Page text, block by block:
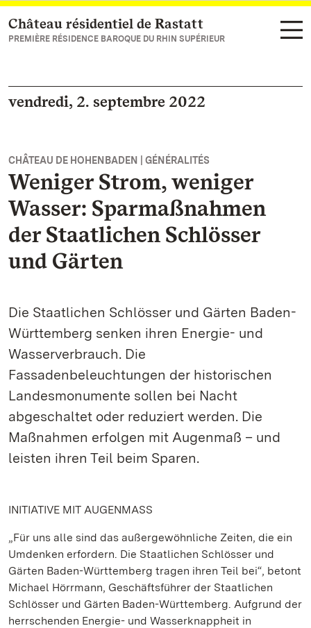
Vers la page d’accueil
Château résidentiel de Rastatt
PREMIÈRE RÉSIDENCE BAROQUE DU RHIN SUPÉRIEUR
vendredi, 2. septembre 2022
CHÂTEAU DE HOHENBADEN | GÉNÉRALITÉS
Weniger Strom, weniger
Wasser: Sparmaßnahmen
der Staatlichen Schlösser
und Gärten
Die Staatlichen Schlösser und Gärten Baden-
Württemberg senken ihren Energie- und
Wasserverbrauch. Die
Fassadenbeleuchtungen der historischen
Landesmonumente sollen bei Nacht
abgeschaltet oder reduziert werden. Die
Maßnahmen erfolgen mit Augenmaß – und
leisten ihren Teil beim Sparen.
INITIATIVE MIT AUGENMASS
„Für uns alle sind das außergewöhnliche Zeiten, die ein
Umdenken erfordern. Die Staatlichen Schlösser und
Gärten Baden-Württemberg tragen ihren Teil bei“, betont
Michael Hörrmann, Geschäftsführer der Staatlichen
Schlösser und Gärten Baden-Württemberg. Aufgrund der
herrschenden Energie- und Wasserknappheit in